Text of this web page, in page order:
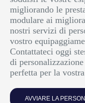
migliorando le
modulare ai
nostri servizi di
vostro
Contattateci oggi
di
perfetta per la
AVVIARE LA